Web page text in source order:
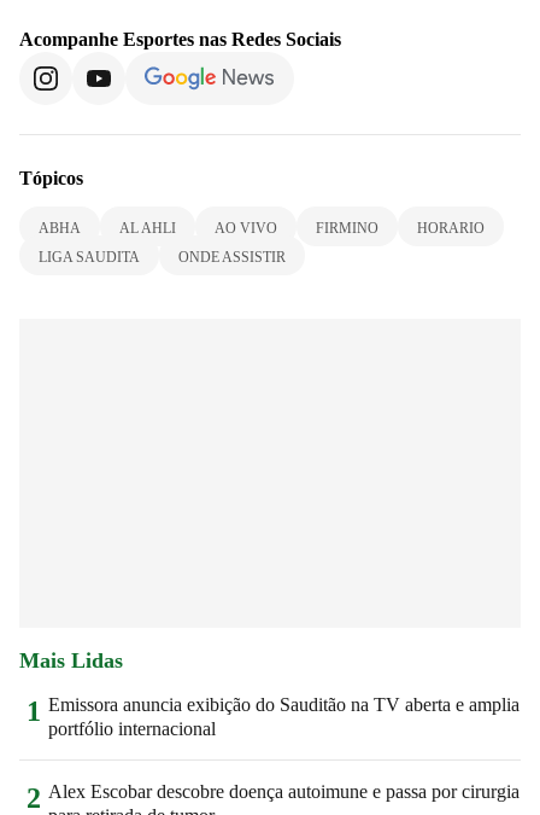
Acompanhe Esportes nas Redes Sociais
Tópicos
ABHA AL AHLI AO VIVO FIRMINO
HORARIO
LIGA SAUDITA
ONDE ASSISTIR
Mais Lidas
1 Emissora anuncia exibição do Sauditão na TV aberta e amplia
portfólio internacional
2 Alex Escobar descobre doença autoimune e passa por cirurgia